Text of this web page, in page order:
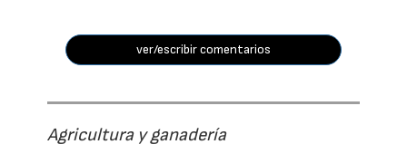
ver/escribir comentarios
Agricultura y ganadería